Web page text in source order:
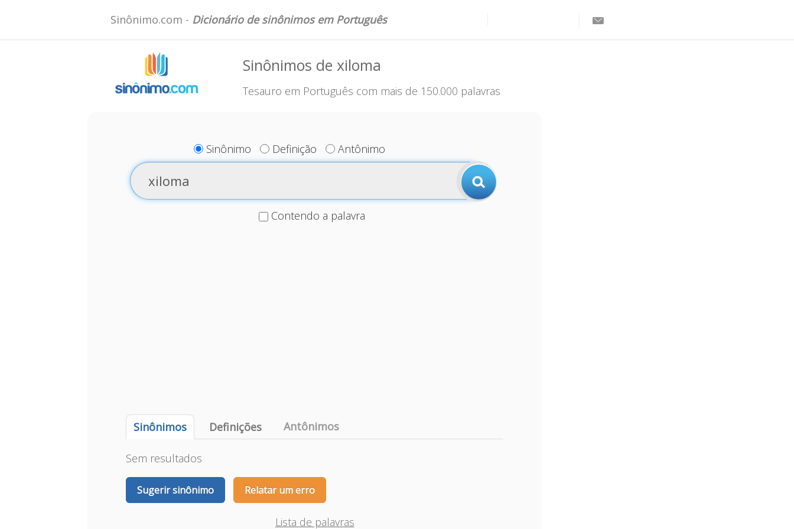
Sinônimo.com - Dicionário de sinônimos em Português
Sinônimos de xiloma
Tesauro em Português com mais de 150.000 palavras
Sinônimo Definição Antônimo
Contendo a palavra
Sinônimos Definições Antônimos
Sem resultados
Sugerir sinônimo Relatar um erro
Lista de palavras